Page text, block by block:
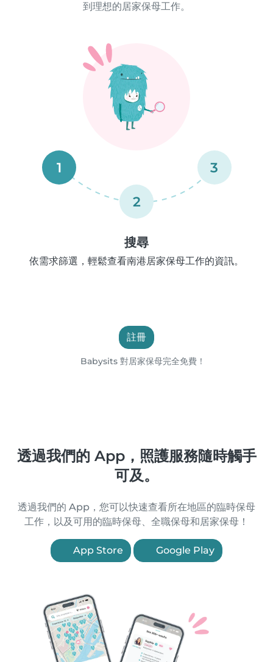
到理想的居家保母工作。
1
2
3
搜尋
依需求篩選，輕鬆查看南港居家保母工作的資訊。
註冊
Babysits 對居家保母完全免費！
透過我們的 App，照護服務隨時觸手
可及。
透過我們的 App，您可以快速查看所在地區的臨時保母
工作，以及可用的臨時保母、全職保母和居家保母！
App Store Google Play